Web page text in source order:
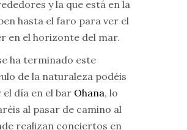
y la que está en la
hasta el faro para ver el
en el horizonte del mar.
ha terminado este
de la naturaleza podéis
día en el bar Ohana, lo
al pasar de camino al
realizan conciertos en